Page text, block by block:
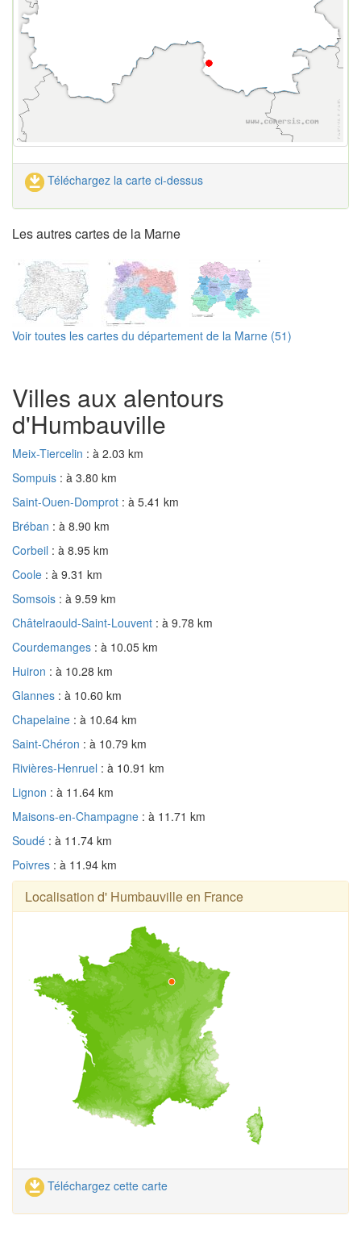
Téléchargez la carte ci-dessus
Les autres cartes de la Marne
Voir toutes les cartes du département de la Marne (51)
Villes aux alentours
d'Humbauville
Meix-Tiercelin : à 2.03 km
Sompuis : à 3.80 km
Saint-Ouen-Domprot : à 5.41 km
Bréban : à 8.90 km
Corbeil : à 8.95 km
Coole : à 9.31 km
Somsois : à 9.59 km
Châtelraould-Saint-Louvent : à 9.78 km
Courdemanges : à 10.05 km
Huiron : à 10.28 km
Glannes : à 10.60 km
Chapelaine : à 10.64 km
Saint-Chéron : à 10.79 km
Rivières-Henruel : à 10.91 km
Lignon : à 11.64 km
Maisons-en-Champagne : à 11.71 km
Soudé : à 11.74 km
Poivres : à 11.94 km
Localisation d' Humbauville en France
Téléchargez cette carte